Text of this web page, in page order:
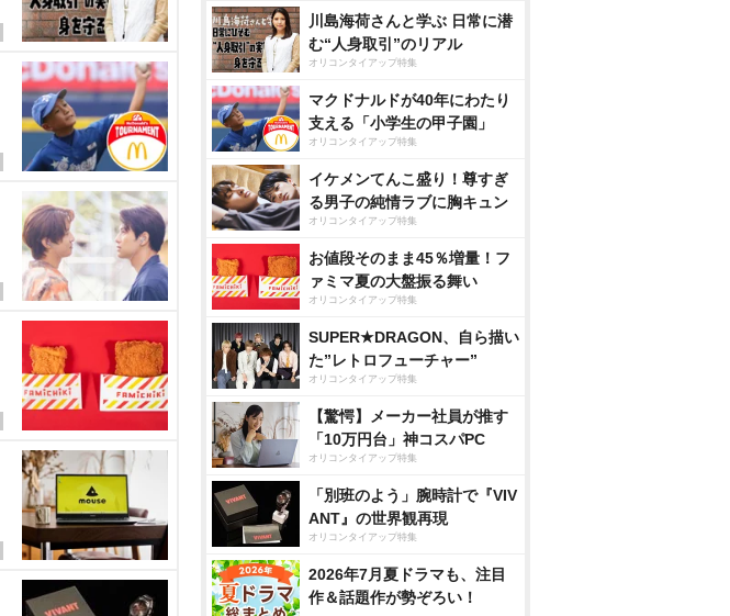
川島海荷さんと学ぶ 日常に潜
む“人身取引”のリアル
オリコンタイアップ特集
マクドナルドが40年にわたり
支える「小学生の甲子園」
オリコンタイアップ特集
イケメンてんこ盛り！尊すぎ
る男子の純情ラブに胸キュン
オリコンタイアップ特集
お値段そのまま45％増量！フ
ァミマ夏の大盤振る舞い
オリコンタイアップ特集
SUPER★DRAGON、自ら描い
た”レトロフューチャー”
オリコンタイアップ特集
【驚愕】メーカー社員が推す
「10万円台」神コスパPC
オリコンタイアップ特集
「別班のよう」腕時計で『VIV
ANT』の世界観再現
オリコンタイアップ特集
2026年7月夏ドラマも、注目
作＆話題作が勢ぞろい！